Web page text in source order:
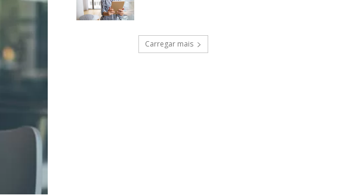
Carregar mais